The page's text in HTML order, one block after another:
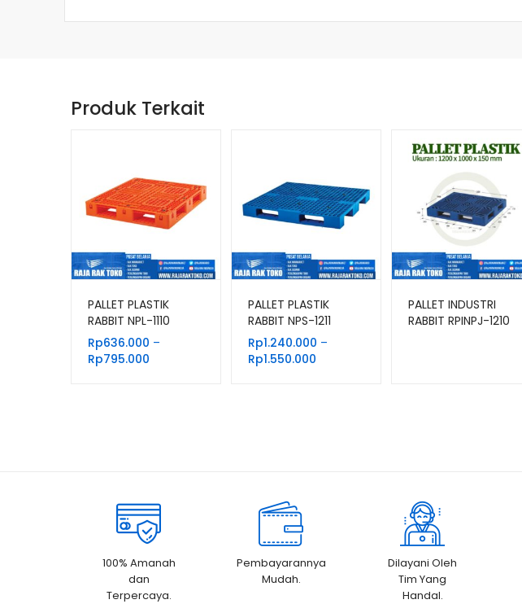
Produk Terkait
PALLET PLASTIK
RABBIT NPL-1110
UKURAN 110x100x15
CM
Rp636.000 –
Rp795.000
PALLET PLASTIK
RABBIT NPS-1211
UKURAN 120x110x13,2
CM
Rp1.240.000 –
Rp1.550.000
PALLET INDUSTRI
RABBIT RPINPJ-1210
100% Amanah
dan
Terpercaya.
Pembayarannya
Mudah.
Dilayani Oleh
Tim Yang
Handal.